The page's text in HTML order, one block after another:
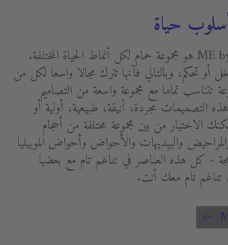
أسلوب حياة
أنت تصنع الفرق! ME by Starck هو مجموعة حمام لكل أنماط الحياة المختلفة.
تحكم، وبالتالي فآنها تترك مجالا واسعا لكل من
تتناسب تماما مع مجموعة واسعة من التصاميم
التصميمات مجردة، أنيقة، طبيعية، أولية أو
الاختيار من بين مجموعة مختلفة من أحجام
والبيديهات والأحواض وأحواض الموبيليا
- كل هذه العناصر في تناغم تام مع بعضها
تام معك أنت.